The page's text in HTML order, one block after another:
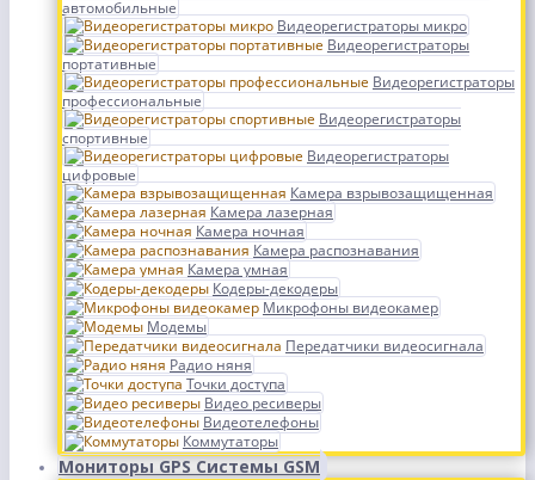
автомобильные
Видеорегистраторы микро
Видеорегистраторы
портативные
Видеорегистраторы
профессиональные
Видеорегистраторы
спортивные
Видеорегистраторы
цифровые
Камера взрывозащищенная
Камера лазерная
Камера ночная
Камера распознавания
Камера умная
Кодеры-декодеры
Микрофоны видеокамер
Модемы
Передатчики видеосигнала
Радио няня
Точки доступа
Видео ресиверы
Видеотелефоны
Коммутаторы
Мониторы GPS Системы GSM